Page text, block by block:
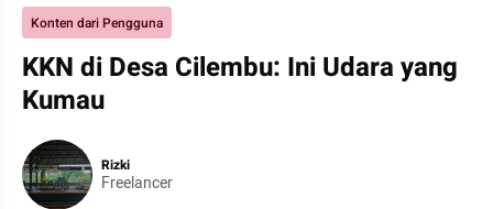
Konten dari Pengguna
KKN di Desa Cilembu: Ini Udara yang
Kumau
Rizki
Freelancer